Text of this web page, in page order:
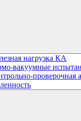
нагрузка КА
вакуумные
проверочная